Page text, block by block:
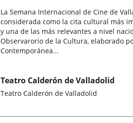
La Semana Internacional de Cine de
considerada como la cita cultural más
y una de las más relevantes a nivel
Observarorio de la Cultura, elaborado
Contemporánea...
Teatro Calderón de Valladolid
Teatro Calderón de Valladolid